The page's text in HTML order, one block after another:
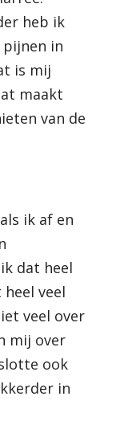
heb ik
pijnen in
is mij
maakt
van de
ik af en
dat heel
veel
veel over
mij over
ook
in